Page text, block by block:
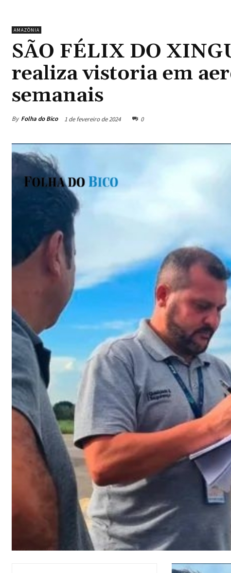
AMAZÔNIA
SÃO FÉLIX DO
realiza vistoria em
semanais
By Folha do Bico 1 de fevereiro de 2024 0